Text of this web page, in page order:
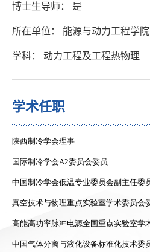
博士生导师： 是
所在单位： 能源与动力工程学院
学科： 动力工程及工程热物理
学术任职